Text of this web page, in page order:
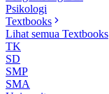
Psikologi
Textbooks
Lihat semua Textbooks
TK
SD
SMP
SMA